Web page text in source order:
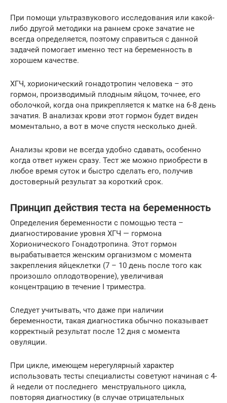
При помощи ультразвукового исследования или какой-
либо другой методики на раннем сроке зачатие не
всегда определяется, поэтому справиться с данной
задачей помогает именно тест на беременность в
хорошем качестве.
ХГЧ, хорионический гонадотропин человека – это
гормон, производимый плодным яйцом, точнее, его
оболочкой, когда она прикрепляется к матке на 6-8 день
зачатия. В анализах крови этот гормон будет виден
моментально, а вот в моче спустя несколько дней.
Анализы крови не всегда удобно сдавать, особенно
когда ответ нужен сразу. Тест же можно приобрести в
любое время суток и быстро сделать его, получив
достоверный результат за короткий срок.
Принцип действия теста на беременность
Определения беременности с помощью теста –
диагностирование уровня ХГЧ — гормона
Хорионического Гонадотропина. Этот гормон
вырабатывается женским организмом с момента
закрепления яйцеклетки (7 – 10 день после того как
произошло оплодотворение), увеличивая
концентрацию в течение I триместра.
Следует учитывать, что даже при наличии
беременности, такая диагностика обычно показывает
корректный результат после 12 дня с момента
овуляции.
При цикле, имеющем нерегулярный характер
использовать тесты специалисты советуют начиная с 4-
й недели от последнего менструального цикла,
повторяя диагностику (в случае отрицательных